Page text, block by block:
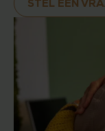
STEL EEN